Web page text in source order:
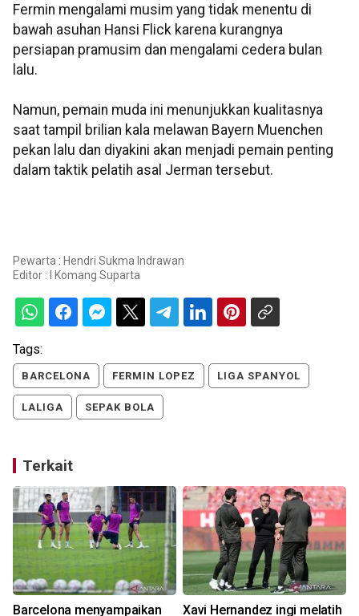
Fermin mengalami musim yang tidak menentu di
bawah asuhan Hansi Flick karena kurangnya
persiapan pramusim dan mengalami cedera bulan
lalu.
Namun, pemain muda ini menunjukkan kualitasnya
saat tampil brilian kala melawan Bayern Muenchen
pekan lalu dan diyakini akan menjadi pemain penting
dalam taktik pelatih asal Jerman tersebut.
Pewarta : Hendri Sukma Indrawan
Editor :
I Komang Suparta
Tags:
BARCELONA FERMIN LOPEZ LIGA SPANYOL
LALIGA SEPAK BOLA
Terkait
Barcelona menyampaikan
Xavi Hernandez ingi melatih